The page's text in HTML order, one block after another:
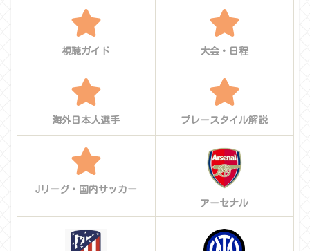
視聴ガイド 大会・日程
海外日本人選手 プレースタイル解説
Jリーグ・国内サッカー
アーセナル